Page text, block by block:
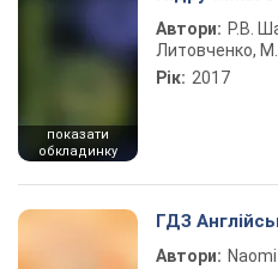
показати
обкладинку
Автори: Р.В.
Литовченко,
Рік: 2017
ГДЗ
Автори: